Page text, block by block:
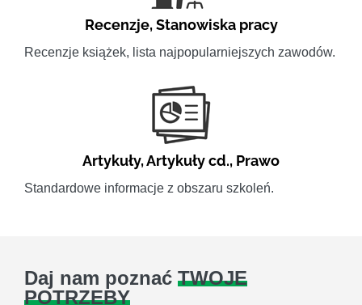
Recenzje,Stanowiska pracy
Recenzje książek, lista najpopularniejszych zawodów.
Artykuły,Artykuły cd., Prawo
Standardowe informacje z obszaru szkoleń.
Daj nam poznać TWOJE
POTRZEBY